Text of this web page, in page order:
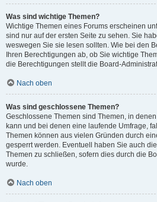
Was sind wichtige Themen?
Wichtige Themen eines Forums erscheinen
sind nur auf der ersten Seite zu sehen. Sie
weswegen Sie sie lesen sollten. Wie bei den
Ihren Berechtigungen ab, ob Sie wichtige
die Berechtigungen stellt die Board-
Nach oben
Was sind geschlossene Themen?
Geschlossene Themen sind Themen, in
kann und bei denen eine laufende Umfrage,
Themen können aus vielen Gründen durch
gesperrt werden. Eventuell haben Sie auch
Themen zu schließen, sofern dies durch die
wurde.
Nach oben